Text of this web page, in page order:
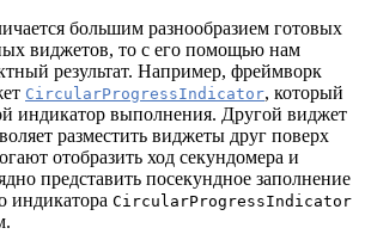
большим разнообразием готовых
виджетов, то с его помощью нам
результат. Например, фреймворк
CircularProgressIndicator, который
индикатор выполнения. Другой виджет
разместить виджеты друг поверх
отобразить ход секундомера и
представить посекундное заполнение
индикатора CircularProgressIndicator